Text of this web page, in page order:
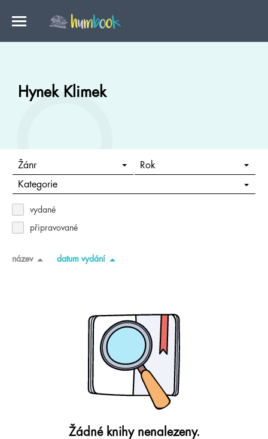
Hynek Klimek
Žánr Rok
Kategorie
vydané
připravované
název datum vydání
Žádné knihy nenalezeny.